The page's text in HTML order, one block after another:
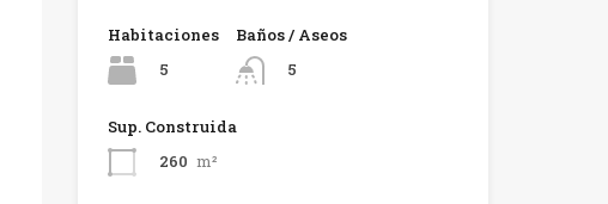
Habitaciones
5
Baños / Aseos
5
Sup. Construida
260 m²